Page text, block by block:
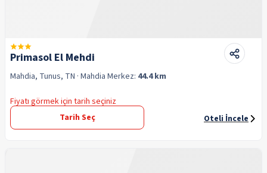
Primasol El Mehdi
Mahdia, Tunus, TN · Mahdia Merkez: 44.4 km
Fiyatı görmek için tarih seçiniz
Tarih Seç
Oteli İncele